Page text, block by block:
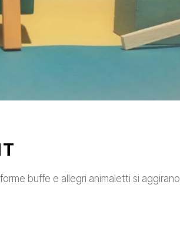
buffe e allegri animaletti si aggirano